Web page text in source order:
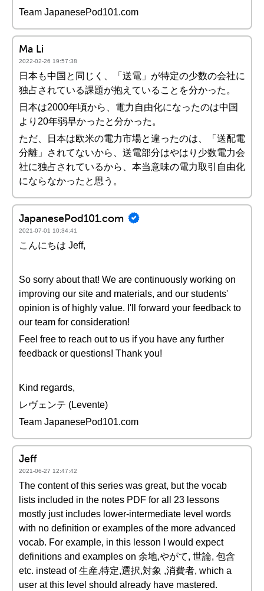
Team JapanesePod101.com
Ma Li
2022-02-26 19:57:38
日本も中国と同じく、「送電」が特定の少数の会社に
独占されている課題が抱えていることを分かった。
日本は2000年頃から、電力自由化になったのは中国
より20年弱早かったと分かった。
ただ、日本は欧米の電力市場と違ったのは、「送配電
分離」されてないから、送電部分はやはり少数電力会
社に独占されているから、本当意味の電力取引自由化
にならなかったと思う。
JapanesePod101.com
2021-07-01 10:34:41
こんにちは Jeff,
So sorry about that! We are continuously working on
improving our site and materials, and our students'
opinion is of highly value. I'll forward your feedback to
our team for consideration!
Feel free to reach out to us if you have any further
feedback or questions! Thank you!
Kind regards,
レヴェンテ (Levente)
Team JapanesePod101.com
Jeff
2021-06-27 12:47:42
The content of this series was great, but the vocab
lists included in the notes PDF for all 23 lessons
mostly just includes lower-intermediate level words
with no definition or examples of the more advanced
vocab. For example, in this lesson I would expect
definitions and examples on 余地,やがて, 世論, 包含
etc. instead of 生産,特定,選択,対象 ,消費者, which a
user at this level should already have mastered.